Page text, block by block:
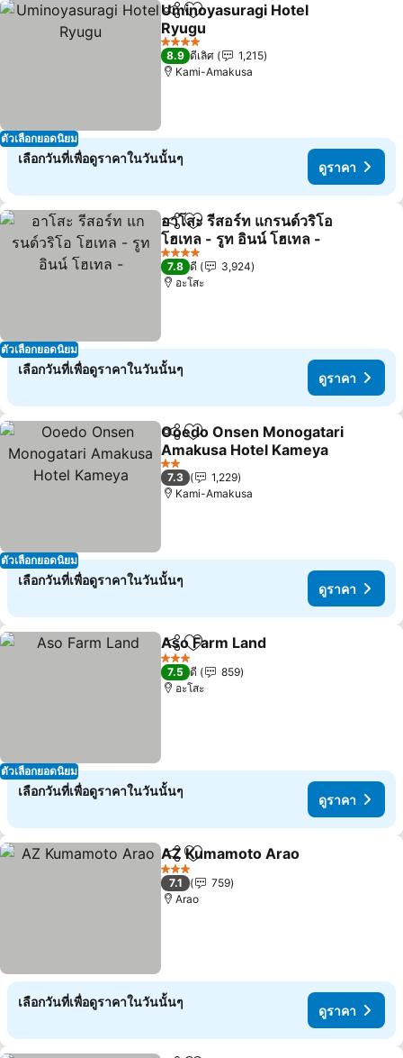
ตัวเลือกยอดนิยม
แชร์ เพิ่มในรายการโปรด
Uminoyasuragi Hotel
Ryugu
4 ดาว
8.9 ดีเลิศ
1,215
Kami-Amakusa
เลือกวันที่เพื่อดูราคาในวันนั้นๆ
ดูราคา
ตัวเลือกยอดนิยม
แชร์ เพิ่มในรายการโปรด
อาโสะ รีสอร์ท แกรนด์วริโอ
โฮเทล - รูท อินน์ โฮเทล -
4 ดาว
7.8 ดี
3,924
อะโสะ
เลือกวันที่เพื่อดูราคาในวันนั้นๆ
ดูราคา
ตัวเลือกยอดนิยม
แชร์ เพิ่มในรายการโปรด
Ooedo Onsen Monogatari
Amakusa Hotel Kameya
2 ดาว
7.3
1,229
Kami-Amakusa
เลือกวันที่เพื่อดูราคาในวันนั้นๆ
ดูราคา
ตัวเลือกยอดนิยม
แชร์ เพิ่มในรายการโปรด
Aso Farm Land
3 ดาว
7.5 ดี
859
อะโสะ
เลือกวันที่เพื่อดูราคาในวันนั้นๆ
ดูราคา
แชร์ เพิ่มในรายการโปรด
AZ Kumamoto Arao
3 ดาว
7.1
759
Arao
เลือกวันที่เพื่อดูราคาในวันนั้นๆ
ดูราคา